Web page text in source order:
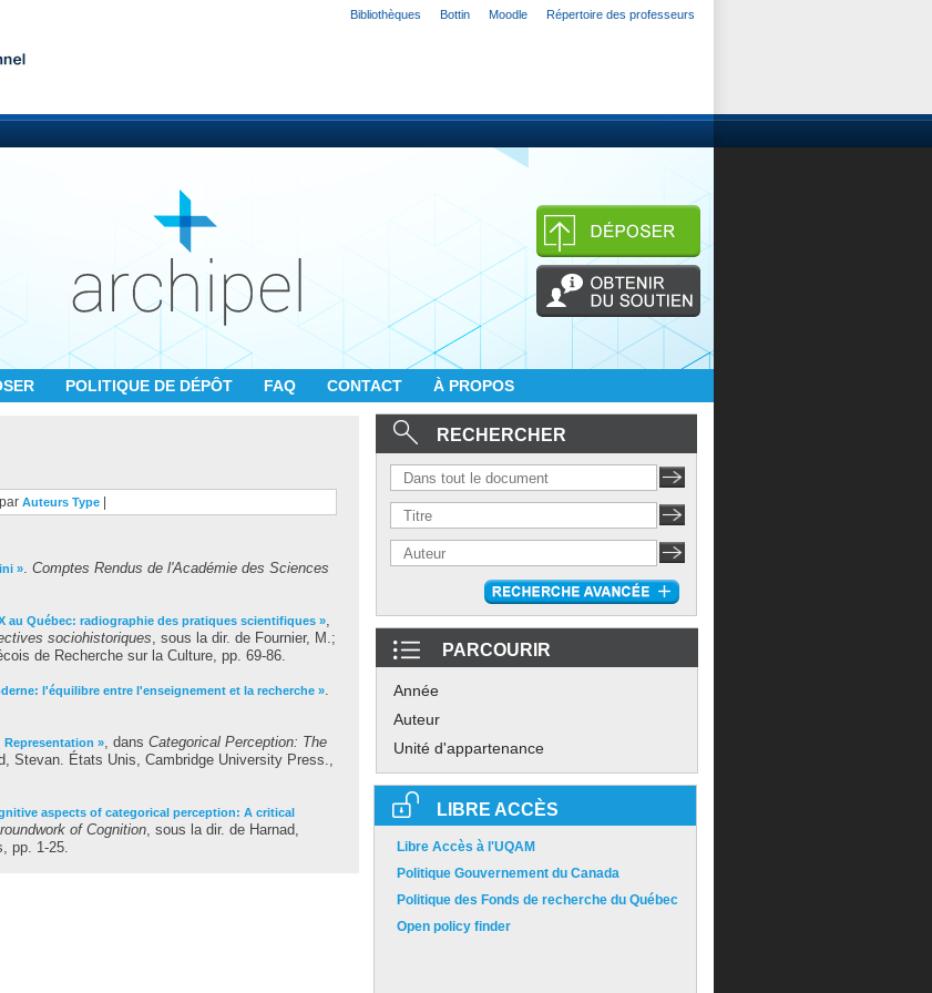
Bibliothèques Bottin Moodle Répertoire des professeurs
POLITIQUE DE DÉPÔT FAQ CONTACT À PROPOS
Auteurs Type
». Comptes Rendus de l'Académie des Sciences
au Québec: radiographie des pratiques scientifiques »,
sociohistoriques, sous la dir. de Fournier, M.;
de Recherche sur la Culture, pp. 69-86.
l'équilibre entre l'enseignement et la recherche ».
», dans Categorical Perception: The
Stevan. États Unis, Cambridge University Press.,
aspects of categorical perception: A critical
of Cognition, sous la dir. de Harnad,
pp. 1-25.
RECHERCHER
PARCOURIR
Année
Auteur
Unité d'appartenance
LIBRE ACCÈS
Libre Accès à l'UQAM
Politique Gouvernement du Canada
Politique des Fonds de recherche du Québec
Open policy finder